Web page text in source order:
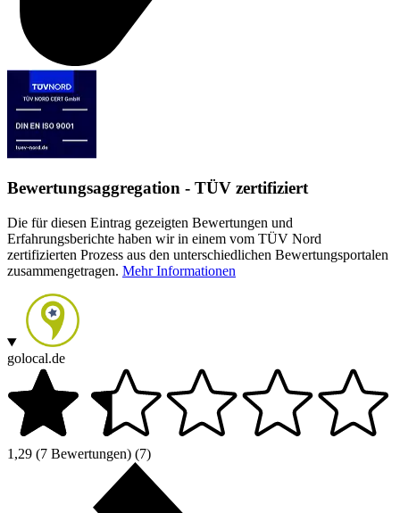
Bewertungsaggregation - TÜV zertifiziert
Die für diesen Eintrag gezeigten Bewertungen und
Erfahrungsberichte haben wir in einem vom TÜV Nord
zertifizierten Prozess aus den unterschiedlichen Bewertungsportalen
zusammengetragen. Mehr Informationen
golocal.de
1,29 (7 Bewertungen) (7)